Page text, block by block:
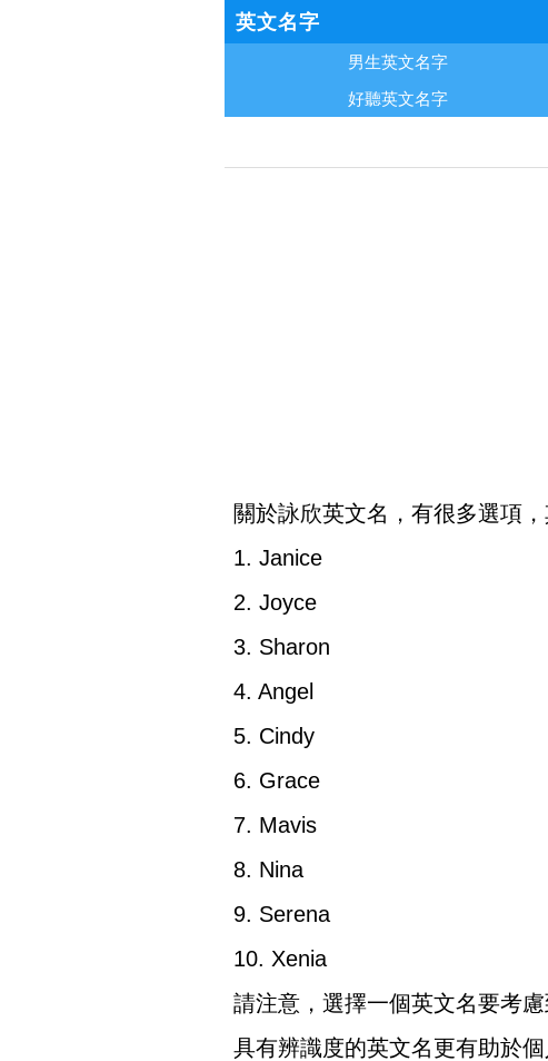
英文名字
男生英文名字
好聽英文名字
關於詠欣英文名，有很多選項
1. Janice
2. Joyce
3. Sharon
4. Angel
5. Cindy
6. Grace
7. Mavis
8. Nina
9. Serena
10. Xenia
請注意，選擇一個英文名要考
具有辨識度的英文名更有助於個